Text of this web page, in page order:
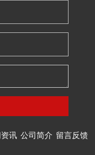
讯 公司简介 留言反馈